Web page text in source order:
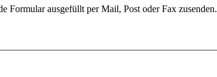
Formular ausgefüllt per Mail, Post oder Fax zusenden.